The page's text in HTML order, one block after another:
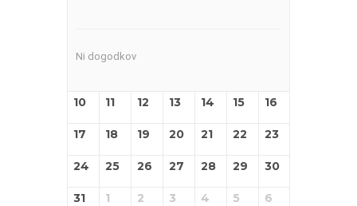
Ni dogodkov
10 11 12 13 14 15 16
17 18 19 20 21 22 23
24 25 26 27 28 29 30
31 1 2 3 4 5 6